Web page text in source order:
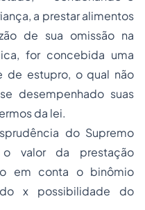
a prestar alimentos
de sua omissão na
for concebida uma
de estupro, o qual não
desempenhado suas
da lei.
do Supremo
o valor da prestação
em conta o binômio
x possibilidade do